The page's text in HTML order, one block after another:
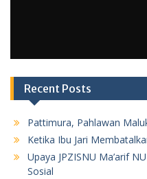
Recent Posts
Pattimura, Pahlawan
Ketika Ibu Jari
Upaya JPZISNU Ma’arif
Sosial